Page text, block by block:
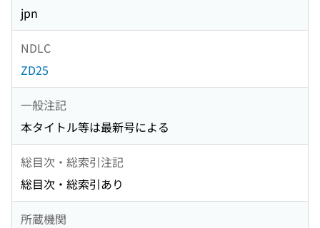
jpn
NDLC
ZD25
一般注記
本タイトル等は最新号による
総目次・総索引注記
総目次・総索引あり
所蔵機関